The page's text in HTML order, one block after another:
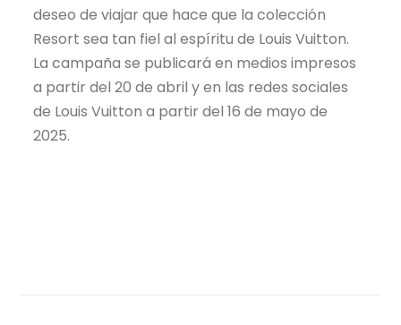
deseo de viajar que hace que la colección
Resort sea tan fiel al espíritu de Louis Vuitton.
La campaña se publicará en medios impresos
a partir del 20 de abril y en las redes sociales
de Louis Vuitton a partir del 16 de mayo de
2025.